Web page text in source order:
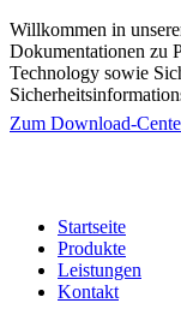
Willkommen in
Dokumentationen zu
Technology sowie
Zum Download-
Startseite
Produkte
Leistungen
Kontakt